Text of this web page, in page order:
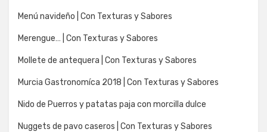
Menú navideño | Con Texturas y Sabores
Merengue… | Con Texturas y Sabores
Mollete de antequera | Con Texturas y Sabores
Murcia Gastronomíca 2018 | Con Texturas y Sabores
Nido de Puerros y patatas paja con morcilla dulce
Nuggets de pavo caseros | Con Texturas y Sabores